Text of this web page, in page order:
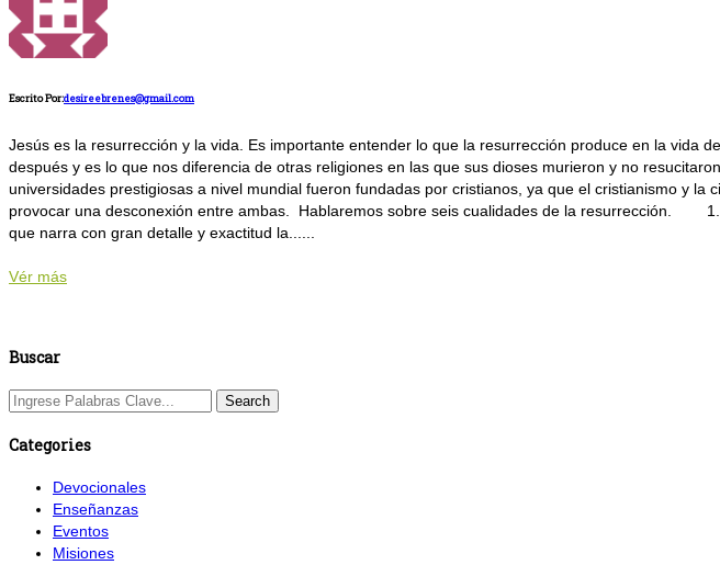
Escrito Por:desireebrenes@gmail.com
Jesús es la resurrección y la vida. Es importante entender lo que la resurrección produce en la vida
después y es lo que nos diferencia de otras religiones en las que sus dioses murieron y no
universidades prestigiosas a nivel mundial fueron fundadas por cristianos, ya que el cristianismo y
provocar una desconexión entre ambas. Hablaremos sobre seis cualidades de la resurrección.
que narra con gran detalle y exactitud la......
Vér más
Buscar
Categories
Devocionales
Enseñanzas
Eventos
Misiones